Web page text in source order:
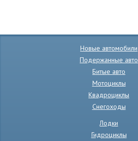
Новые автомобили
Подержанные авто
Битые авто
Мотоциклы
Квадроциклы
Снегоходы
Лодки
Гидроциклы